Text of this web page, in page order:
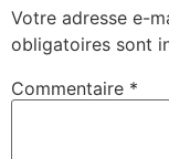
Votre adresse e-
obligatoires sont
Commentaire *